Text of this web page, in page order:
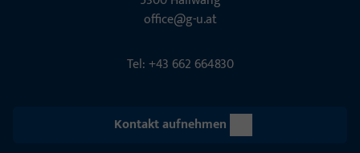
office@g-u.at
Tel: +43 662 664830
Kontakt aufnehmen